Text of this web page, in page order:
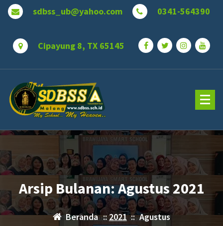
Lewati
sdbss_ub@yahoo.com 0341-564390
Cipayung 8, TX 65145
Arsip Bulanan: Agustus 2021
Beranda ::2021:: Agustus